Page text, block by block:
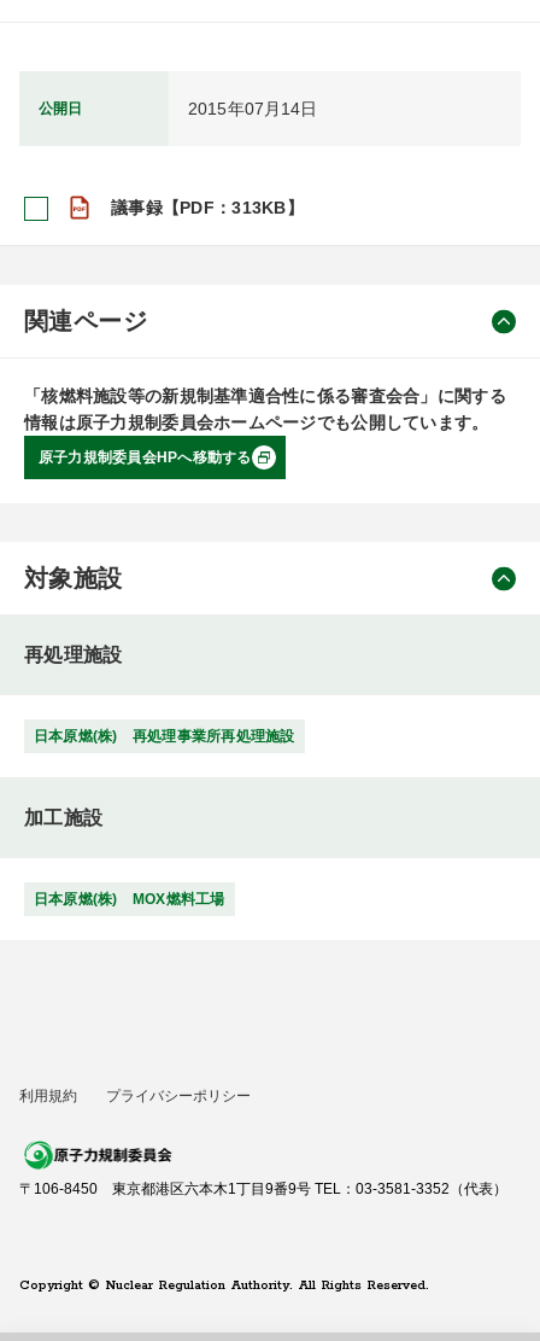
公開日 2015年07月14日
議事録【PDF：313KB】
関連ページ
「核燃料施設等の新規制基準適合性に係る審査会合」に関する
情報は原子力規制委員会ホームページでも公開しています。
原子力規制委員会HPへ移動する
対象施設
再処理施設
日本原燃(株) 再処理事業所再処理施設
加工施設
日本原燃(株) MOX燃料工場
利用規約 プライバシーポリシー
〒106-8450 東京都港区六本木1丁目9番9号 TEL：03-3581-3352（代表）
Copyright © Nuclear Regulation Authority. All Rights Reserved.